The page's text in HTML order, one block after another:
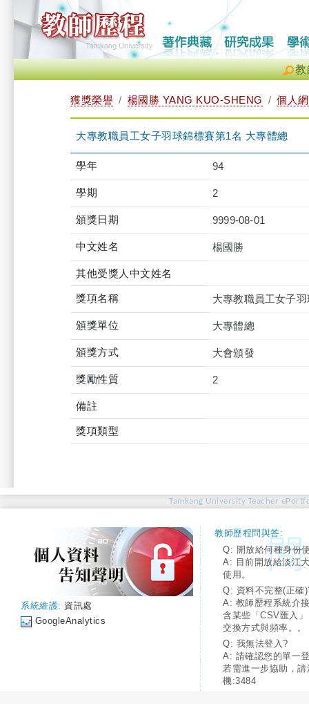
教
獲獎榮譽 楊國勝 YANG KUO-SHENG 個人
大專教職員工女子羽球錦標賽第1名 大專體總
學年 94
學期 2
頒獎日期 9999-08-01
中文姓名 楊國勝
其他受獎人中文姓名
獎項名稱 大專教職員工女子
頒獎單位 大專體總
頒獎方式 大會頒發
獎勵性質 2
備註
獎項類型
Tamkang University Teacher
系統維護: 資訊處
GoogleAnalytics
教師歷程問與答:
Q: 開放給何種身份
A: 目前開放給淡江
使用。
Q: 資料不完整(正確
A: 教師歷程系統介
含某些「CSV匯入
交換方式與頻率。。
Q: 我無法登入?
A: 請確認您的單一
若需進一步協助，
機:3484